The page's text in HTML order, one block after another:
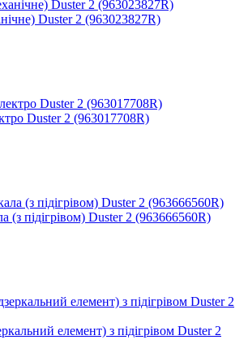
Duster 2 (963023827R)
Duster 2 (963017708R)
(з підігрівом) Duster 2 (963666560R)
елемент) з підігрівом Duster 2